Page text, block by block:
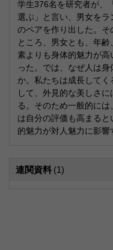
学生376名を研究者が、
選ぶ」と言い、男女を
のペアを作り出した。
ところ、男女とも、年
素よりも身体的魅力が
った。では、なぜ人は
か。私たちは成長して
して、外見的な美しさ
る。そのため一般的に
は自分の評価も高まる
的魅力が対人魅力に影響
連関資料 (1)